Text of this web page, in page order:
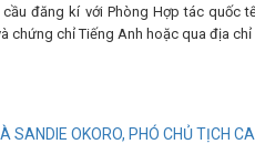
đăng kí với Phòng Hợp tác quốc
chứng chỉ Tiếng Anh hoặc qua địa
SANDIE OKORO, PHÓ CHỦ TỊCH